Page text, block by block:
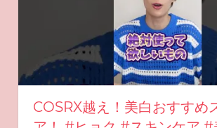
COSRX越え！美白おすすめ